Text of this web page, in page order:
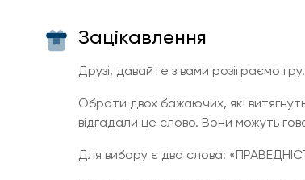
Зацікавлення
Друзі, давайте з вами розіграємо гру.
Обрати двох бажаючих, які
відгадали це слово. Вони можуть
Для вибору є два слова: